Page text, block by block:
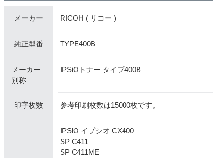
メーカー RICOH ( リコー )
純正型番 TYPE400B
メーカー
別称
IPSiOトナー タイプ400B
印字枚数 参考印刷枚数は15000枚です。
IPSiO イプシオ CX400
SP C411
SP C411ME